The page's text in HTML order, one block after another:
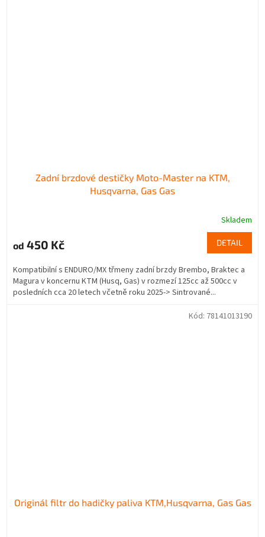
Zadní brzdové destičky Moto-Master na KTM,
Husqvarna, Gas Gas
Skladem
od 450 Kč DETAIL
Kompatibilní s ENDURO/MX třmeny zadní brzdy Brembo, Braktec a
Magura v koncernu KTM (Husq, Gas) v rozmezí 125cc až 500cc v
posledních cca 20 letech včetně roku 2025-> Sintrované...
Originál filtr do hadičky paliva KTM,Husqvarna, Gas Gas
Kód: 78141013190